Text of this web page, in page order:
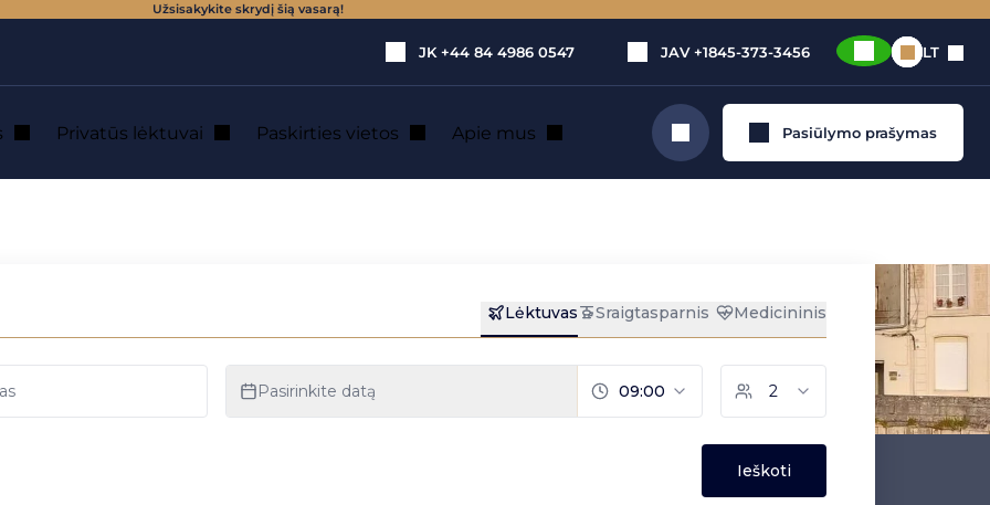
Užsisakykite skrydį šią vasarą!
JK +44 84 4986 0547 JAV +1845-373-3456 LT
Privatūs lėktuvai Paskirties vietos Apie mus Ieškoti Pasiūlymo prašymas